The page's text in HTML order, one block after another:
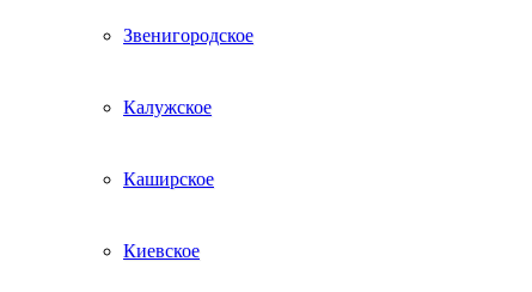
Звенигородское
Калужское
Каширское
Киевское